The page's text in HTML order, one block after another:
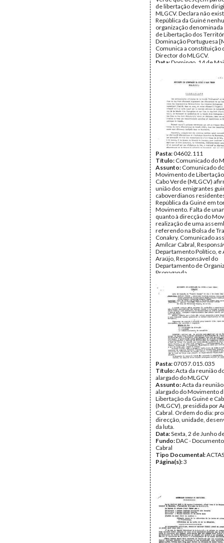
de libertação devem
MLGCV. Declara não
República da Guiné
organização
de Libertação dos
Dominação Portuguesa
Comunica a constituição
Director do MLGCV.
Data:Domingo, 14 de
Tipo Documental:
Pasta:04602.111
Título: Comunicado do
Assunto: Comunicado do
Movimento de
Cabo Verde (MLGCV)
união dos emigrantes
caboverdianos
República da Guiné em
Movimento. Falta de
quanto à direcção do
realização de uma
referendo na Bolsa de
Conakry. Comunicado
Amílcar Cabral,
Departamento Político, e
Araújo, Responsável do
Departamento de
Propaganda.
Fundo: DAC -
Cabral - Iva Cabral
Tipo Documental:
Página(s):4
Pasta:07057.015.035
Título:Acta da reunião
alargado do MLGCV
Assunto:Acta da
alargado do Movimento
Libertação da Guiné e
(MLGCV), presidida por
Cabral. Ordem do dia:
direcção, unidade,
da luta.
Data:Sexta, 2 de Junho
Fundo:DAC -
Cabral
Tipo Documental:ACTAS
Página(s):3